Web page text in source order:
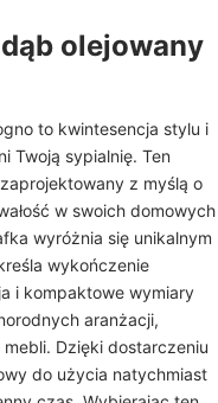
olejowany
to kwintesencja stylu i
Twoją sypialnię. Ten
z myślą o
w swoich domowych
wyróżnia się unikalnym
wykończenie
i kompaktowe wymiary
aranżacji,
Dzięki dostarczeniu
do użycia natychmiast